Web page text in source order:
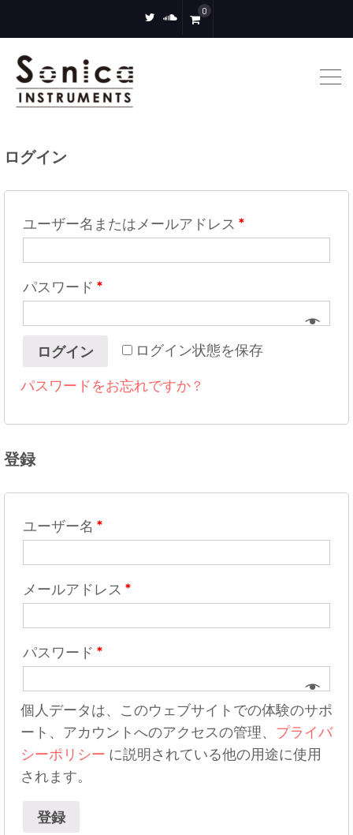
soundcloud
0
ログイン
ユーザー名またはメールアドレス *
パスワード *
ログイン状態を保存
ログイン
パスワードをお忘れですか ?
登録
ユーザー名 *
メールアドレス *
パスワード *
個人データは、このウェブサイトでの体験のサポ
ート、アカウントへのアクセスの管理、 プライバ
シーポリシー に説明されている他の用途に使用
されます。
登録